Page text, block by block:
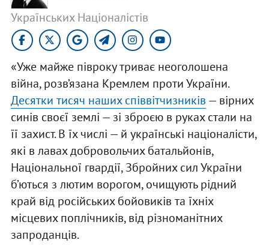
Українських Націоналістів
«Уже майже півроку триває неоголошена
війна, розв’язана Кремлем проти України.
Десятки тисяч наших співвітчизників — вірних
синів своєї землі — зі зброєю в руках стали на
її захист. В їх числі — й українські націоналісти,
які в лавах добровольчих батальйонів,
Національної гвардії, Збройних сил України
б’ються з лютим ворогом, очищують рідний
край від російських бойовиків та їхніх
місцевих поплічників, від різноманітних
запроданців.